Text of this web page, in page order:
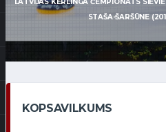
STAŠA-ŠARŠŪNE
KOPSAVILKUMS